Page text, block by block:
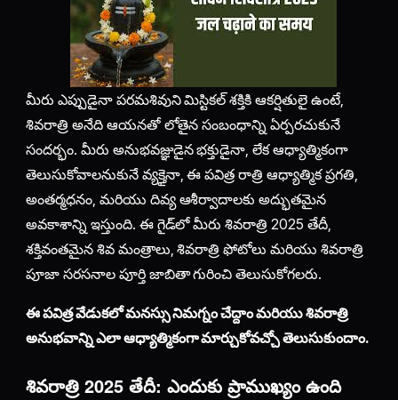
మీరు ఎప్పుడైనా పరమశివుని మిస్టికల్ శక్తికి ఆకర్షితులై ఉంటే,
శివరాత్రి అనేది ఆయనతో లోతైన సంబంధాన్ని ఏర్పరచుకునే
సందర్భం. మీరు అనుభవజ్ఞుడైన భక్తుడైనా, లేక ఆధ్యాత్మికంగా
తెలుసుకోవాలనుకునే వ్యక్తైనా, ఈ పవిత్ర రాత్రి ఆధ్యాత్మిక ప్రగతి,
అంతర్మధనం, మరియు దివ్య ఆశీర్వాదాలకు అద్భుతమైన
అవకాశాన్ని ఇస్తుంది. ఈ గైడ్‌లో మీరు శివరాత్రి 2025 తేదీ,
శక్తివంతమైన శివ మంత్రాలు, శివరాత్రి ఫోటోలు మరియు శివరాత్రి
పూజా సరసనాల పూర్తి జాబితా గురించి తెలుసుకోగలరు.
ఈ పవిత్ర వేడుకలో మనస్సు నిమగ్నం చేద్దాం మరియు శివరాత్రి
అనుభవాన్ని ఎలా ఆధ్యాత్మికంగా మార్చుకోవచ్చో తెలుసుకుందాం.
శివరాత్రి 2025 తేదీ: ఎందుకు ప్రాముఖ్యం ఉంది